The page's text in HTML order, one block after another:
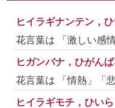
ヒイラギナンテン，
花言葉は 「激しい感
ヒガンバナ，ひがんば
花言葉は 「情熱」「
ヒイラギモチ，ひいら